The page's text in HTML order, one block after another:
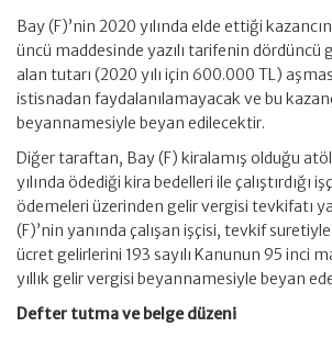
Bay (F)’nin 2020 yılında elde ettiği
üncü maddesinde yazılı tarifenin dördüncü
alan tutarı (2020 yılı için 600.000 TL)
istisnadan faydalanılamayacak ve bu
beyannamesiyle beyan edilecektir.
Diğer taraftan, Bay (F) kiralamış olduğu
yılında ödediği kira bedelleri ile çalıştırdığı
ödemeleri üzerinden gelir vergisi tevkifatı
(F)’nin yanında çalışan işçisi, tevkif
ücret gelirlerini 193 sayılı Kanunun 95 inci
yıllık gelir vergisi beyannamesiyle beyan
Defter tutma ve belge düzeni